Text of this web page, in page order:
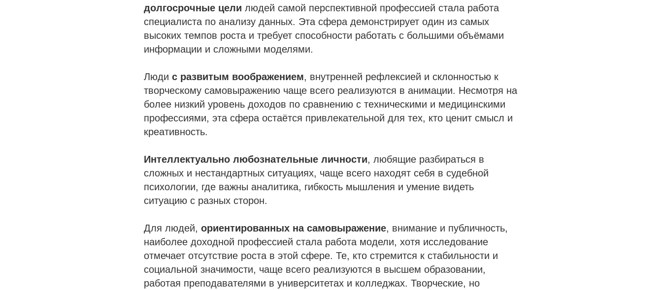
долгосрочные цели людей самой перспективной профессией стала работа
специалиста по анализу данных. Эта сфера демонстрирует один из самых
высоких темпов роста и требует способности работать с большими объёмами
информации и сложными моделями.
Люди с развитым воображением, внутренней рефлексией и склонностью к
творческому самовыражению чаще всего реализуются в анимации. Несмотря на
более низкий уровень доходов по сравнению с техническими и медицинскими
профессиями, эта сфера остаётся привлекательной для тех, кто ценит смысл и
креативность.
Интеллектуально любознательные личности, любящие разбираться в
сложных и нестандартных ситуациях, чаще всего находят себя в судебной
психологии, где важны аналитика, гибкость мышления и умение видеть
ситуацию с разных сторон.
Для людей, ориентированных на самовыражение, внимание и публичность,
наиболее доходной профессией стала работа модели, хотя исследование
отмечает отсутствие роста в этой сфере. Те, кто стремится к стабильности и
социальной значимости, чаще всего реализуются в высшем образовании,
работая преподавателями в университетах и колледжах. Творческие, но